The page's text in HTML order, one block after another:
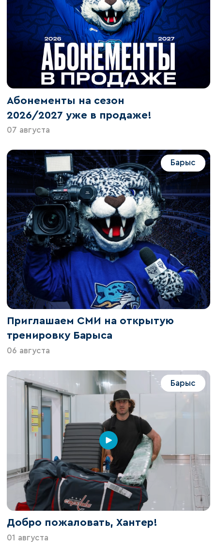
Абонементы на сезон
2026/2027 уже в продаже!
07 августа
Барыс
Приглашаем СМИ на открытую
тренировку Барыса
06 августа
Барыс
Добро пожаловать, Хантер!
01 августа